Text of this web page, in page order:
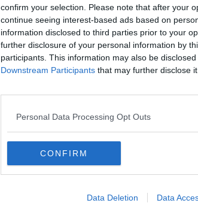
confirm your selection. Please note that after your
continue seeing interest-based ads based on
information disclosed to third parties prior to your
further disclosure of your personal information by
participants. This information may also be
Downstream Participants that may further disclose
Personal Data Processing Opt Outs
CONFIRM
Data Deletion Data
DOMENICA 01
Il Covid corre nel Pistoiese,
Tanti sono i nuovi contagi individuati tra ieri e
provinciale. In Toscana 2379 nuovi casi e 18
Crisi Douglas, 17 negozi a